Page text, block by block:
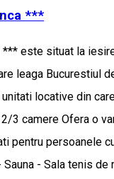
***
*** este situat la
leaga Bucurestiul
locative din
3 camere Ofera o
pentru persoanele
- Sala tenis de